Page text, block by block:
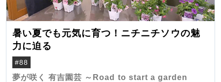
暑い夏でも元気に育つ！ニチニチソウの魅
力に迫る
#88
夢が咲く 有吉園芸 ～Road to start a garden